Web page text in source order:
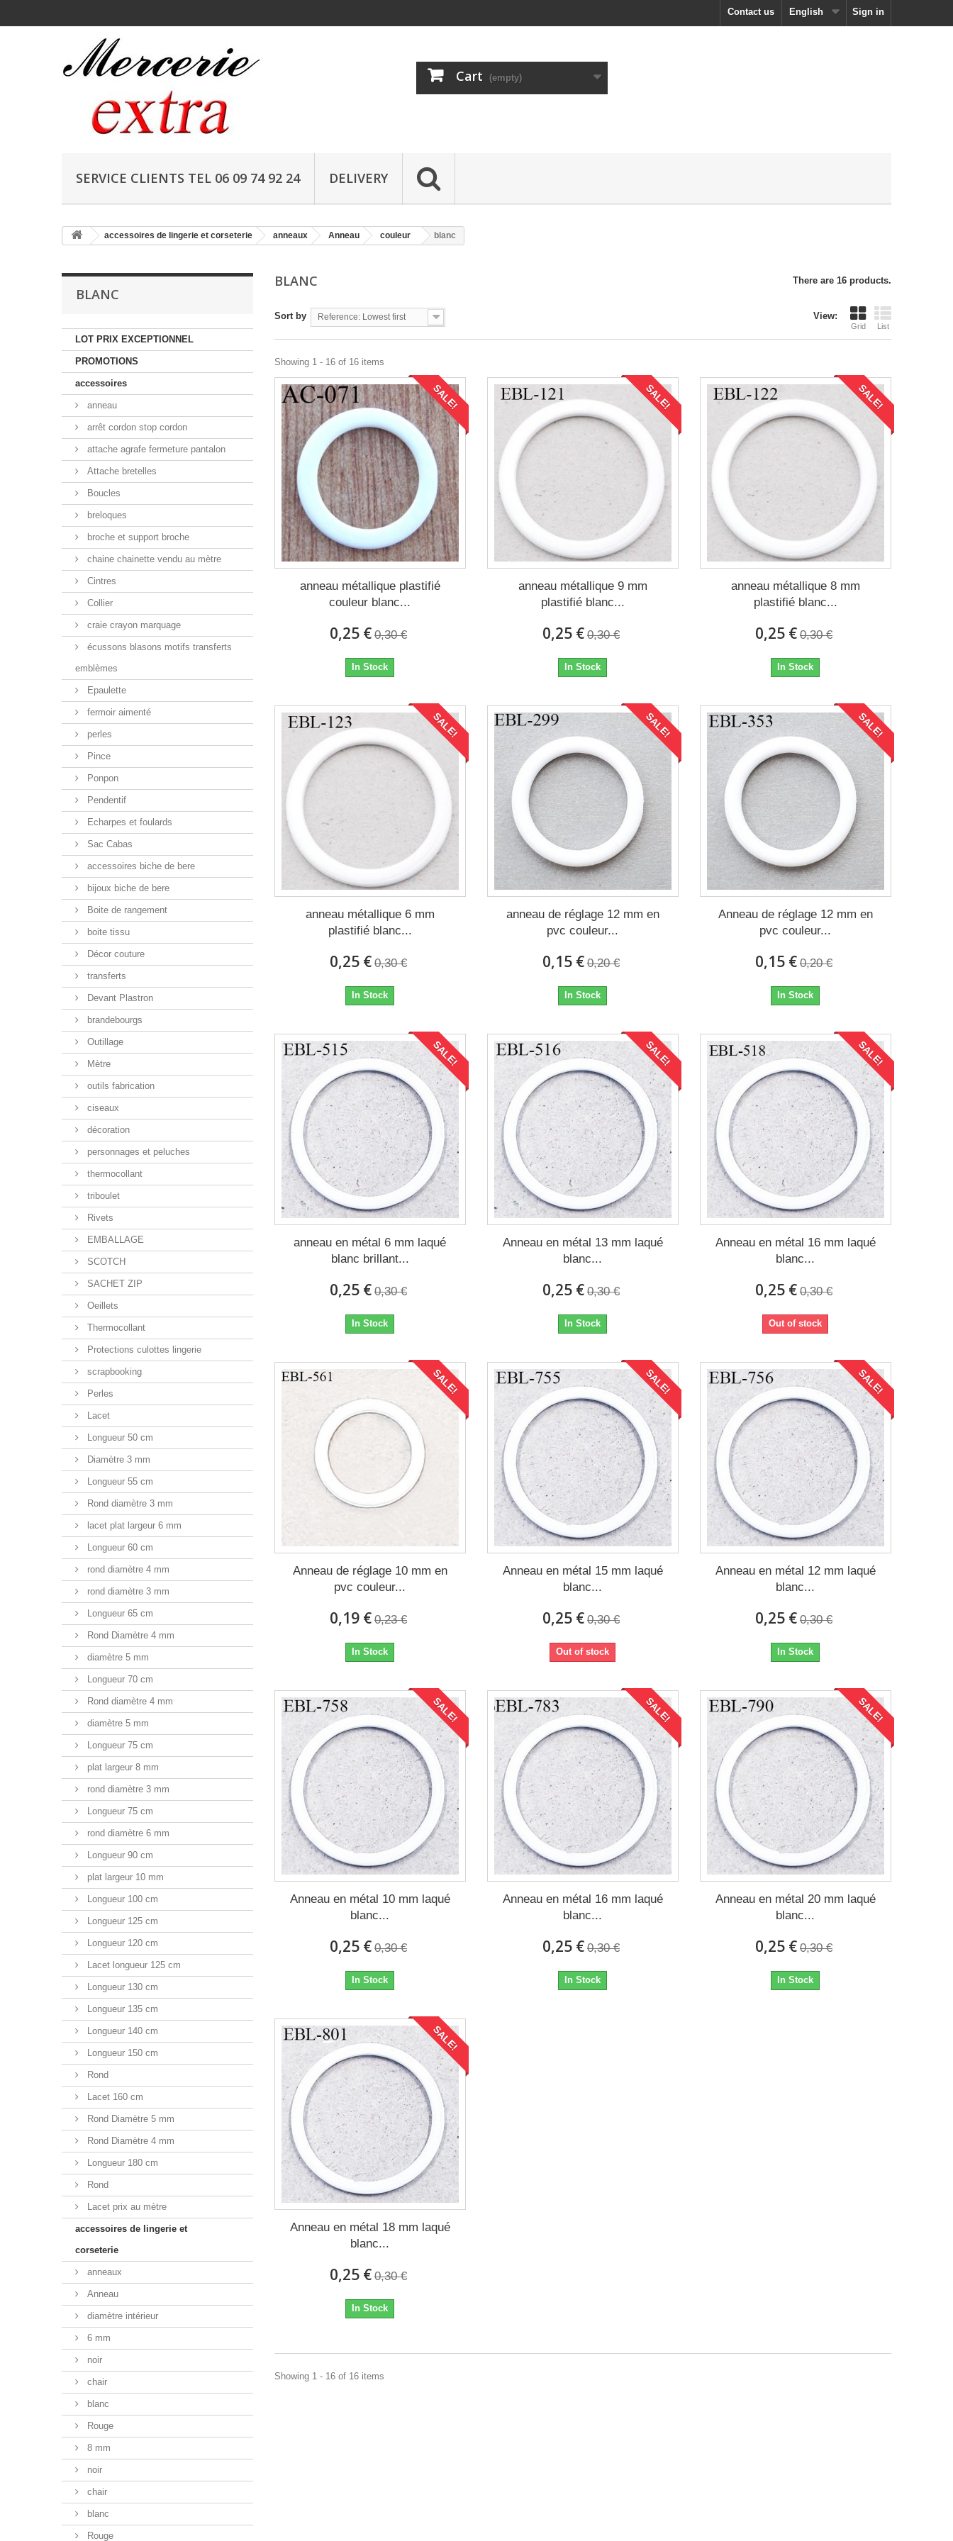
Sign in
English
Contact us
Cart (empty)
SERVICE CLIENTS TEL 06 09 74 92 24 DELIVERY
accessoires de lingerie et corseterie anneaux Anneau couleur blanc
BLANC
LOT PRIX EXCEPTIONNEL
PROMOTIONS
accessoires
anneau
arrêt cordon stop cordon
attache agrafe fermeture pantalon
Attache bretelles
Boucles
breloques
broche et support broche
chaine chainette vendu au mètre
Cintres
Collier
craie crayon marquage
écussons blasons motifs transferts
emblèmes
Epaulette
fermoir aimenté
perles
Pince
Ponpon
Pendentif
Echarpes et foulards
Sac Cabas
accessoires biche de bere
bijoux biche de bere
Boite de rangement
boite tissu
Décor couture
transferts
Devant Plastron
brandebourgs
Outillage
Mètre
outils fabrication
ciseaux
décoration
personnages et peluches
thermocollant
triboulet
Rivets
EMBALLAGE
SCOTCH
SACHET ZIP
Oeillets
Thermocollant
Protections culottes lingerie
scrapbooking
Perles
Lacet
Longueur 50 cm
Diamètre 3 mm
Longueur 55 cm
Rond diamètre 3 mm
lacet plat largeur 6 mm
Longueur 60 cm
rond diamètre 4 mm
rond diamètre 3 mm
Longueur 65 cm
Rond Diamètre 4 mm
diamètre 5 mm
Longueur 70 cm
Rond diamètre 4 mm
diamètre 5 mm
Longueur 75 cm
plat largeur 8 mm
rond diamètre 3 mm
Longueur 75 cm
rond diamètre 6 mm
Longueur 90 cm
plat largeur 10 mm
Longueur 100 cm
Longueur 125 cm
Longueur 120 cm
Lacet longueur 125 cm
Longueur 130 cm
Longueur 135 cm
Longueur 140 cm
Longueur 150 cm
Rond
Lacet 160 cm
Rond Diamètre 5 mm
Rond Diamètre 4 mm
Longueur 180 cm
Rond
Lacet prix au mètre
accessoires de lingerie et
corseterie
anneaux
Anneau
diamètre intérieur
6 mm
noir
chair
blanc
Rouge
8 mm
noir
chair
blanc
Rouge
BLANC There are 16 products.
View:
Grid List
Sort by Reference: Lowest first
Showing 1 - 16 of 16 items
SALE!
anneau métallique plastifié
couleur blanc...
0,25 € 0,30 €
In Stock
SALE!
anneau métallique 9 mm
plastifié blanc...
0,25 € 0,30 €
In Stock
SALE!
anneau métallique 8 mm
plastifié blanc...
0,25 € 0,30 €
In Stock
SALE!
anneau métallique 6 mm
plastifié blanc...
0,25 € 0,30 €
In Stock
SALE!
anneau de réglage 12 mm en
pvc couleur...
0,15 € 0,20 €
In Stock
SALE!
Anneau de réglage 12 mm en
pvc couleur...
0,15 € 0,20 €
In Stock
SALE!
anneau en métal 6 mm laqué
blanc brillant...
0,25 € 0,30 €
In Stock
SALE!
Anneau en métal 13 mm laqué
blanc...
0,25 € 0,30 €
In Stock
SALE!
Anneau en métal 16 mm laqué
blanc...
0,25 € 0,30 €
Out of stock
SALE!
Anneau de réglage 10 mm en
pvc couleur...
0,19 € 0,23 €
In Stock
SALE!
Anneau en métal 15 mm laqué
blanc...
0,25 € 0,30 €
Out of stock
SALE!
Anneau en métal 12 mm laqué
blanc...
0,25 € 0,30 €
In Stock
SALE!
Anneau en métal 10 mm laqué
blanc...
0,25 € 0,30 €
In Stock
SALE!
Anneau en métal 16 mm laqué
blanc...
0,25 € 0,30 €
In Stock
SALE!
Anneau en métal 20 mm laqué
blanc...
0,25 € 0,30 €
In Stock
SALE!
Anneau en métal 18 mm laqué
blanc...
0,25 € 0,30 €
In Stock
Showing 1 - 16 of 16 items